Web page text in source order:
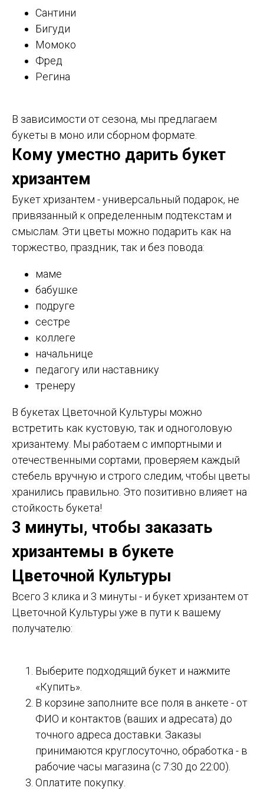
Сантини
Бигуди
Момоко
Фред
Регина
В зависимости от сезона, мы предлагаем
букеты в моно или сборном формате.
Кому уместно дарить букет
хризантем
Букет хризантем - универсальный подарок, не
привязанный к определенным подтекстам и
смыслам. Эти цветы можно подарить как на
торжество, праздник, так и без повода:
маме
бабушке
подруге
сестре
коллеге
начальнице
педагогу или наставнику
тренеру
В букетах Цветочной Культуры можно
встретить как кустовую, так и одноголовую
хризантему. Мы работаем с импортными и
отечественными сортами, проверяем каждый
стебель вручную и строго следим, чтобы цветы
хранились правильно. Это позитивно влияет на
стойкость букета!
3 минуты, чтобы заказать
хризантемы в букете
Цветочной Культуры
Всего 3 клика и 3 минуты - и букет хризантем от
Цветочной Культуры уже в пути к вашему
получателю:
Выберите подходящий букет и нажмите
«Купить».
В корзине заполните все поля в анкете - от
ФИО и контактов (ваших и адресата) до
точного адреса доставки. Заказы
принимаются круглосуточно, обработка - в
рабочие часы магазина (с 7:30 до 22:00).
Оплатите покупку.